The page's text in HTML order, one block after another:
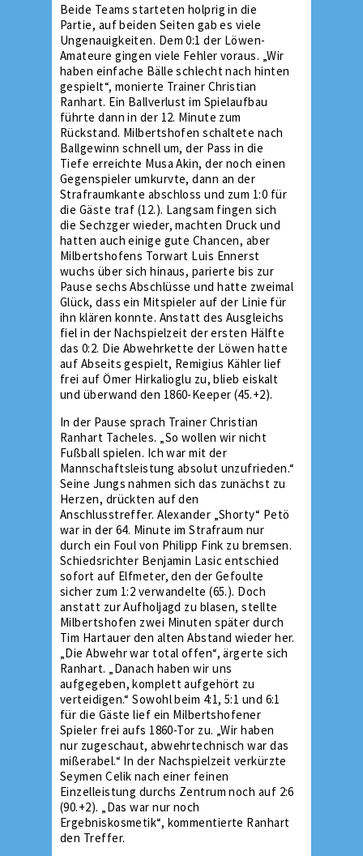
Beide Teams starteten holprig in die
Partie, auf beiden Seiten gab es viele
Ungenauigkeiten. Dem 0:1 der Löwen-
Amateure gingen viele Fehler voraus. „Wir
haben einfache Bälle schlecht nach hinten
gespielt“, monierte Trainer Christian
Ranhart. Ein Ballverlust im Spielaufbau
führte dann in der 12. Minute zum
Rückstand. Milbertshofen schaltete nach
Ballgewinn schnell um, der Pass in die
Tiefe erreichte Musa Akin, der noch einen
Gegenspieler umkurvte, dann an der
Strafraumkante abschloss und zum 1:0 für
die Gäste traf (12.). Langsam fingen sich
die Sechzger wieder, machten Druck und
hatten auch einige gute Chancen, aber
Milbertshofens Torwart Luis Ennerst
wuchs über sich hinaus, parierte bis zur
Pause sechs Abschlüsse und hatte zweimal
Glück, dass ein Mitspieler auf der Linie für
ihn klären konnte. Anstatt des Ausgleichs
fiel in der Nachspielzeit der ersten Hälfte
das 0:2. Die Abwehrkette der Löwen hatte
auf Abseits gespielt, Remigius Kähler lief
frei auf Ömer Hirkalioglu zu, blieb eiskalt
und überwand den 1860-Keeper (45.+2).
In der Pause sprach Trainer Christian
Ranhart Tacheles. „So wollen wir nicht
Fußball spielen. Ich war mit der
Mannschaftsleistung absolut unzufrieden.“
Seine Jungs nahmen sich das zunächst zu
Herzen, drückten auf den
Anschlusstreffer. Alexander „Shorty“ Petö
war in der 64. Minute im Strafraum nur
durch ein Foul von Philipp Fink zu bremsen.
Schiedsrichter Benjamin Lasic entschied
sofort auf Elfmeter, den der Gefoulte
sicher zum 1:2 verwandelte (65.). Doch
anstatt zur Aufholjagd zu blasen, stellte
Milbertshofen zwei Minuten später durch
Tim Hartauer den alten Abstand wieder her.
„Die Abwehr war total offen“, ärgerte sich
Ranhart. „Danach haben wir uns
aufgegeben, komplett aufgehört zu
verteidigen.“ Sowohl beim 4:1, 5:1 und 6:1
für die Gäste lief ein Milbertshofener
Spieler frei aufs 1860-Tor zu. „Wir haben
nur zugeschaut, abwehrtechnisch war das
mißerabel.“ In der Nachspielzeit verkürzte
Seymen Celik nach einer feinen
Einzelleistung durchs Zentrum noch auf 2:6
(90.+2). „Das war nur noch
Ergebniskosmetik“, kommentierte Ranhart
den Treffer.